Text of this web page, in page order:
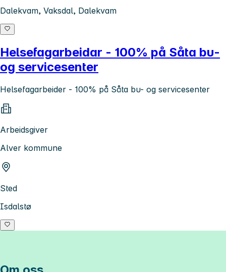
Dalekvam, Vaksdal, Dalekvam
Helsefagarbeidar - 100% på Såta bu-
og servicesenter
Helsefagarbeider - 100% på Såta bu- og servicesenter
Arbeidsgiver
Alver kommune
Sted
Isdalstø